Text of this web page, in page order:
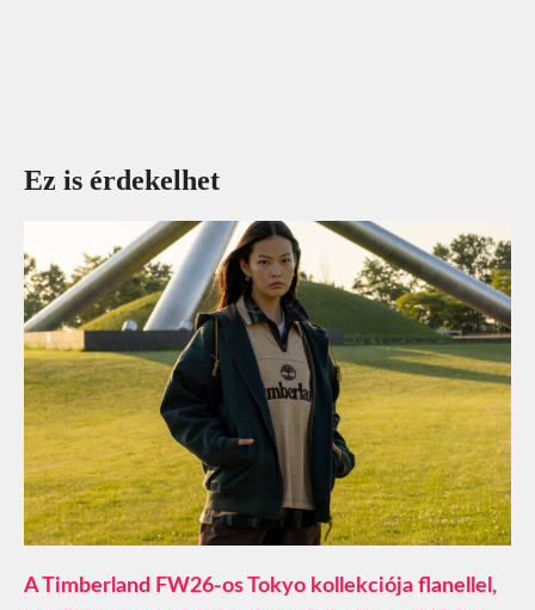
Ez is érdekelhet
A Timberland FW26-os Tokyo kollekciója flanellel,